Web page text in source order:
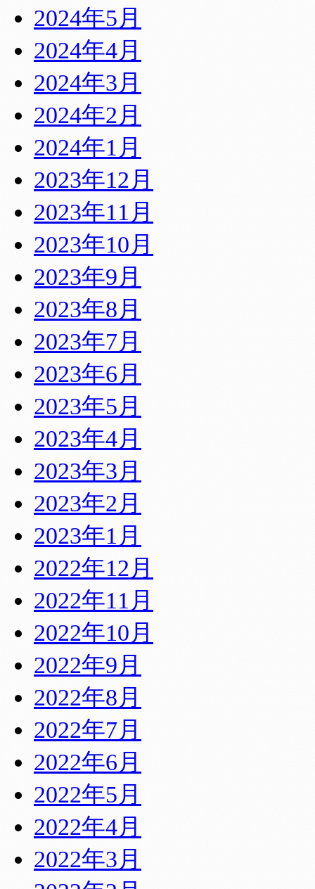
2024年5月
2024年4月
2024年3月
2024年2月
2024年1月
2023年12月
2023年11月
2023年10月
2023年9月
2023年8月
2023年7月
2023年6月
2023年5月
2023年4月
2023年3月
2023年2月
2023年1月
2022年12月
2022年11月
2022年10月
2022年9月
2022年8月
2022年7月
2022年6月
2022年5月
2022年4月
2022年3月